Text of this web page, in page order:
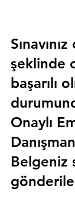
şeklinde
başarılı
Onaylı
Belgeniz